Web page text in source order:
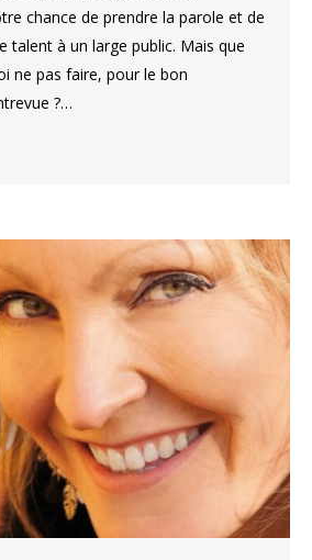
chance de prendre la parole et de
talent à un large public. Mais que
ne pas faire, pour le bon
?…